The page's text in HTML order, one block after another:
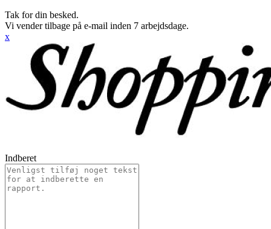
Tak for din besked.
Vi vender tilbage på e-mail inden 7 arbejdsdage.
x
Indberet